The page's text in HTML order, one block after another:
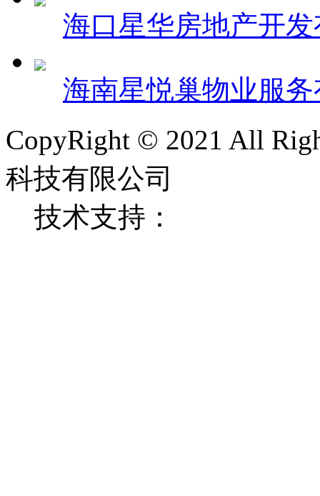
海口星华房地产开
海南星悦巢物业服
CopyRight © 2021 All
科技有限公司
技术支持：